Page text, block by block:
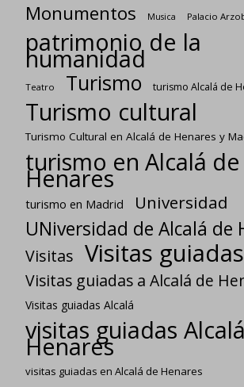
Monumentos Musica Palacio
patrimonio de la
humanidad
Teatro Turismo turismo Alcalá de
Turismo cultural
Turismo Cultural en Alcalá de Henares y
turismo en Alcalá de
Henares
turismo en Madrid Universidad
UNiversidad de Alcalá de
Visitas Visitas guiadas
Visitas guiadas a Alcalá de
Visitas guiadas Alcalá
visitas guiadas
Henares
visitas guiadas en Alcalá de Henares